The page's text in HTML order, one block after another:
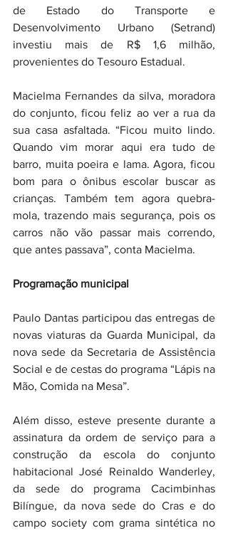
de Estado do Transporte e
Desenvolvimento Urbano (Setrand)
investiu mais de R$ 1,6 milhão,
provenientes do Tesouro Estadual.
Macielma Fernandes da silva, moradora
do conjunto, ficou feliz ao ver a rua da
sua casa asfaltada. “Ficou muito lindo.
Quando vim morar aqui era tudo de
barro, muita poeira e lama. Agora, ficou
bom para o ônibus escolar buscar as
crianças. Também tem agora quebra-
mola, trazendo mais segurança, pois os
carros não vão passar mais correndo,
que antes passava”, conta Macielma.
Programação municipal
Paulo Dantas participou das entregas de
novas viaturas da Guarda Municipal, da
nova sede da Secretaria de Assistência
Social e de cestas do programa “Lápis na
Mão, Comida na Mesa”.
Além disso, esteve presente durante a
assinatura da ordem de serviço para a
construção da escola do conjunto
habitacional José Reinaldo Wanderley,
da sede do programa Cacimbinhas
Bilíngue, da nova sede do Cras e do
campo society com grama sintética no